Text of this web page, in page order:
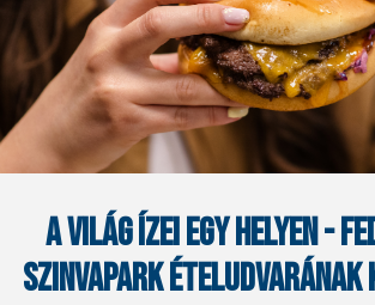
A VILÁG ÍZEI EGY HELYEN -
SZINVAPARK ÉTELUDVARÁNAK